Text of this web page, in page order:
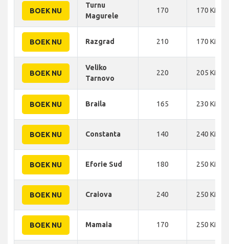
BOEK NU
Turnu
Magurele
170 170 KM
BOEK NU Razgrad 210 170 KM
BOEK NU
Veliko
Tarnovo
220 205 KM
BOEK NU Braila 165 230 KM
BOEK NU Constanta 140 240 KM
BOEK NU Eforie Sud 180 250 KM
BOEK NU Craiova 240 250 KM
BOEK NU Mamaia 170 250 KM